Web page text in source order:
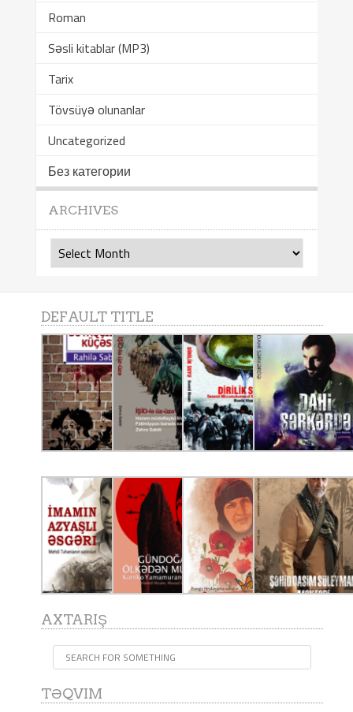
Roman
Səsli kitablar (MP3)
Tarix
Tövsüyə olunanlar
Uncategorized
Без категории
ARCHIVES
Archives
DEFAULT TITLE
AXTARIŞ
TƏQVIM